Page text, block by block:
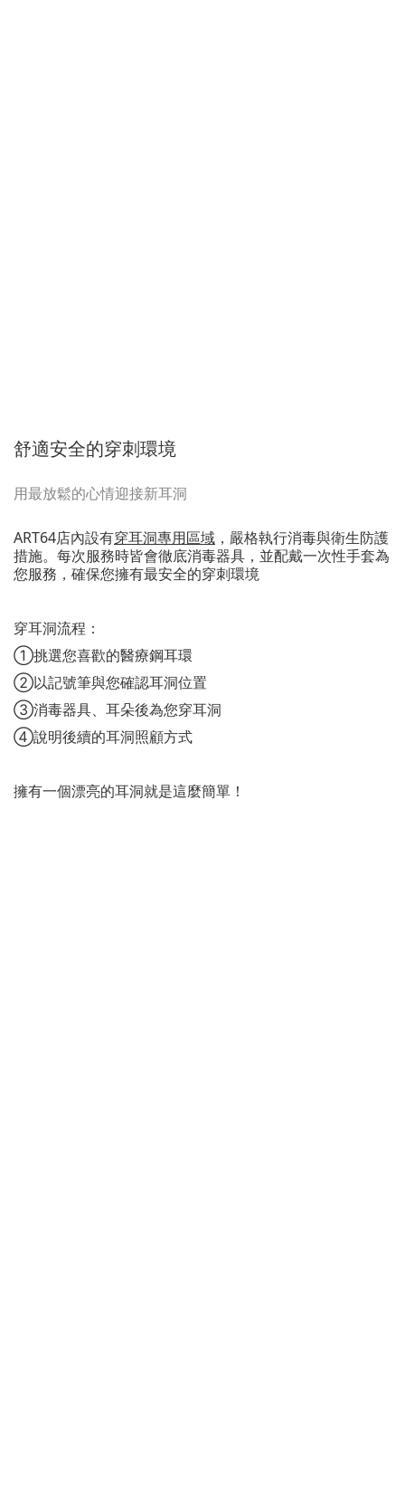
舒適安全的穿刺環境
用最放鬆的心情迎接新耳洞
ART64店內設有穿耳洞專用區域 ，嚴格執行消毒與衛生防護
措施。每次服務時皆會徹底消毒器具，並配戴一次性手套為
您服務，確保您擁有最安全的穿刺環境
穿耳洞流程：
①挑選您喜歡的醫療鋼耳環
②以記號筆與您確認耳洞位置
③消毒器具、耳朵後為您穿耳洞
④說明後續的耳洞照顧方式
擁有一個漂亮的耳洞就是這麼簡單！